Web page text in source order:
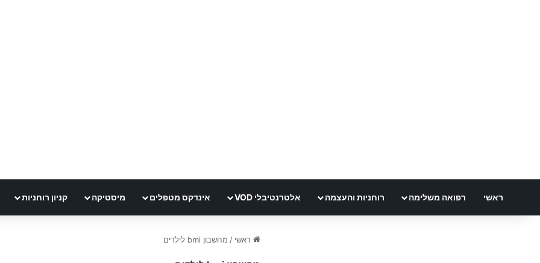
ראשי רפואה משלימה רוחניות והעצמה אלטרנטיבלי VOD אינדקס מטפלים מיסטיקה קניון רוחניות
ראשי / מחשבון bmi לילדים